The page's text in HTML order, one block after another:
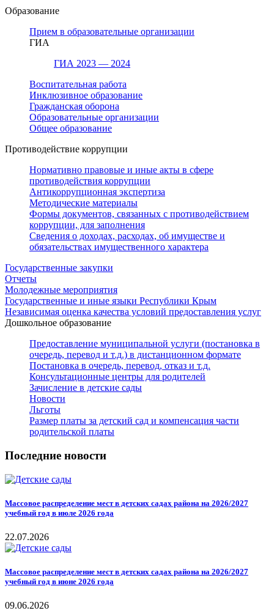
Образование
Прием в образовательные организации
ГИА
ГИА 2023 — 2024
Воспитательная работа
Инклюзивное образование
Гражданская оборона
Образовательные организации
Общее образование
Противодействие коррупции
Нормативно правовые и иные акты в сфере
противодействия коррупции
Антикоррупционная экспертиза
Методические материалы
Формы документов, связанных с противодействием
коррупции, для заполнения
Сведения о доходах, расходах, об имуществе и
обязательствах имущественного характера
Государственные закупки
Отчеты
Молодежные мероприятия
Государственные и иные языки Республики Крым
Независимая оценка качества условий предоставления услуг
Дошкольное образование
Предоставление муниципальной услуги (постановка в
очередь, перевод и т.д.) в дистанционном формате
Постановка в очередь, перевод, отказ и т.д.
Консультационные центры для родителей
Зачисление в детские сады
Новости
Льготы
Размер платы за детский сад и компенсация части
родительской платы
Последние новости
Массовое распределение мест в детских садах района на 2026/2027
учебный год в июле 2026 года
22.07.2026
Массовое распределение мест в детских садах района на 2026/2027
учебный год в июне 2026 года
09.06.2026